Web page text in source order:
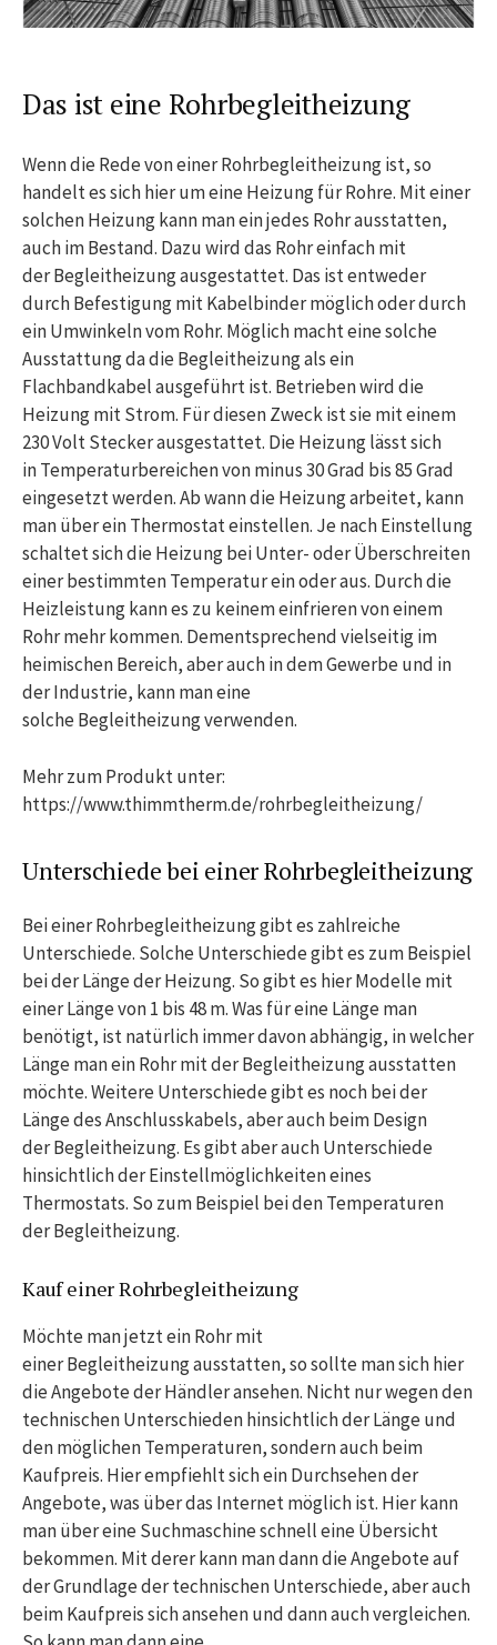
Das ist eine Rohrbegleitheizung
Wenn die Rede von einer Rohrbegleitheizung ist, so
handelt es sich hier um eine Heizung für Rohre. Mit einer
solchen Heizung kann man ein jedes Rohr ausstatten,
auch im Bestand. Dazu wird das Rohr einfach mit
der Begleitheizung ausgestattet. Das ist entweder
durch Befestigung mit Kabelbinder möglich oder durch
ein Umwinkeln vom Rohr. Möglich macht eine solche
Ausstattung da die Begleitheizung als ein
Flachbandkabel ausgeführt ist. Betrieben wird die
Heizung mit Strom. Für diesen Zweck ist sie mit einem
230 Volt Stecker ausgestattet. Die Heizung lässt sich
in Temperaturbereichen von minus 30 Grad bis 85 Grad
eingesetzt werden. Ab wann die Heizung arbeitet, kann
man über ein Thermostat einstellen. Je nach Einstellung
schaltet sich die Heizung bei Unter- oder Überschreiten
einer bestimmten Temperatur ein oder aus. Durch die
Heizleistung kann es zu keinem einfrieren von einem
Rohr mehr kommen. Dementsprechend vielseitig im
heimischen Bereich, aber auch in dem Gewerbe und in
der Industrie, kann man eine
solche Begleitheizung verwenden.
Mehr zum Produkt unter:
https://www.thimmtherm.de/rohrbegleitheizung/
Unterschiede bei einer Rohrbegleitheizung
Bei einer Rohrbegleitheizung gibt es zahlreiche
Unterschiede. Solche Unterschiede gibt es zum Beispiel
bei der Länge der Heizung. So gibt es hier Modelle mit
einer Länge von 1 bis 48 m. Was für eine Länge man
benötigt, ist natürlich immer davon abhängig, in welcher
Länge man ein Rohr mit der Begleitheizung ausstatten
möchte. Weitere Unterschiede gibt es noch bei der
Länge des Anschlusskabels, aber auch beim Design
der Begleitheizung. Es gibt aber auch Unterschiede
hinsichtlich der Einstellmöglichkeiten eines
Thermostats. So zum Beispiel bei den Temperaturen
der Begleitheizung.
Kauf einer Rohrbegleitheizung
Möchte man jetzt ein Rohr mit
einer Begleitheizung ausstatten, so sollte man sich hier
die Angebote der Händler ansehen. Nicht nur wegen den
technischen Unterschieden hinsichtlich der Länge und
den möglichen Temperaturen, sondern auch beim
Kaufpreis. Hier empfiehlt sich ein Durchsehen der
Angebote, was über das Internet möglich ist. Hier kann
man über eine Suchmaschine schnell eine Übersicht
bekommen. Mit derer kann man dann die Angebote auf
der Grundlage der technischen Unterschiede, aber auch
beim Kaufpreis sich ansehen und dann auch vergleichen.